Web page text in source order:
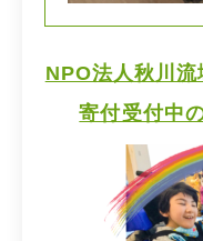
NPO法人秋川
寄付受付中